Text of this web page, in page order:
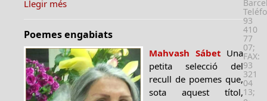
Llegir més
Poemes engabiats
Mahvash Sábet Una
petita selecció del
recull de poemes que,
sota aquest títol,
93
410
77
07;
FAX:
93
321
04
13;